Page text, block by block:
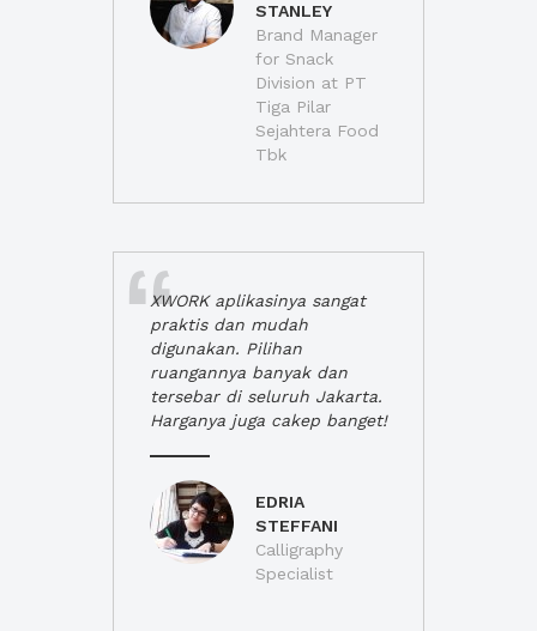
STANLEY
Brand Manager
for Snack
Division at PT
Tiga Pilar
Sejahtera Food
Tbk
XWORK aplikasinya sangat
praktis dan mudah
digunakan. Pilihan
ruangannya banyak dan
tersebar di seluruh Jakarta.
Harganya juga cakep banget!
EDRIA
STEFFANI
Calligraphy
Specialist